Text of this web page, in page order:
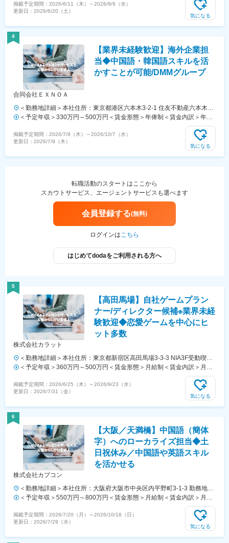
31,000円＜月給＞324,875円～435,000円＜昇給有無＞有＜残業手当＞
有＜給与補足＞※別途支給される残業手当込みの想定年収です。※基本
掲載予定期間： 2026/6/11（木） ～2026/9/9（水）
更新日： 2026/6/20（土）
気になる
4
【業界未経験歓迎】海外企業担
当◆中国語・韓国語スキルを活
かすことが可能/DMMグループ
合同会社ＥＸＮＯＡ
＜勤務地詳細＞本社住所：東京都港区六本木3-2-1 住友不動産六本木グ
ランドタワー24F勤務地最寄駅：東京メトロ南北線／六本木一丁目駅受
動喫煙対策：屋内喫煙可能場所あり変更の範囲：会社の定める事業所
＜予定年収＞330万円～500万円＜賃金形態＞年俸制＜賃金内訳＞年額
（基本給）：2,492,400円～4,060,800円固定残業手当/月：67,300円～
109,000円（固定残業時間45時間0分/月）超過した時間外労働の残業手
当は追加支給＜月額＞275,000円～447,400円（12分割）（一律手当を
す。月給(月額)は固定手当を含めた表記です。
掲載予定期間： 2026/7/9（木） ～2026/10/7（水）
更新日： 2026/7/9（木）
気になる
転職活動のスタートはここから
スカウトサービス、エージェントサービスも選べます
会員登録する(無料)
ログインはこちら
はじめてdodaをご利用される方へ
5
【高田馬場】自社ゲームプラン
ナー/ディレクター候補※業界未経
験歓迎◆恋愛ゲームを中心にヒ
ット多数
株式会社カラット
＜勤務地詳細＞本社住所：東京都新宿区高田馬場3-3-3 NIA3F受動喫煙
対策：屋内全面禁煙変更の範囲：無
＜予定年収＞360万円～500万円＜賃金形態＞月給制＜賃金内訳＞月額
（基本給）：246,800円～329,000円固定残業手当/月：53,200円～
71,000円（固定残業時間30時間0分/月）超過した時間外労働の残業手
当は追加支給＜月給＞300,000円～400,000円（一律手当を含む）＜昇
ます。月給(月額)は固定手当を含めた表記です。
掲載予定期間： 2026/6/25（木） ～2026/9/23（水）
更新日： 2026/7/31（金）
気になる
6
【大阪／天満橋】中国語（簡体
字）へのローカライズ担当◆土
日祝休み／中国語や英語スキル
を活かせる
株式会社カプコン
＜勤務地詳細＞本社住所：大阪府大阪市中央区内平野町3-1-3 勤務地最
寄駅：大阪メトロ谷町線／京阪電鉄線／天満橋駅受動喫煙対策：屋内全
＜予定年収＞550万円～800万円＜賃金形態＞月給制＜賃金内訳＞月額
（基本給）：375,000円～517,000円＜月給＞375,000円～517,000円＜
昇給有無＞有＜残業手当＞有＜給与補足＞※経験、能力等を考慮のうえ
当社規定により決定致します。■給与改定：年1回■賞与：年2回賃金は
掲載予定期間： 2026/7/20（月） ～2026/10/18（日）
更新日： 2026/7/29（水）
気になる